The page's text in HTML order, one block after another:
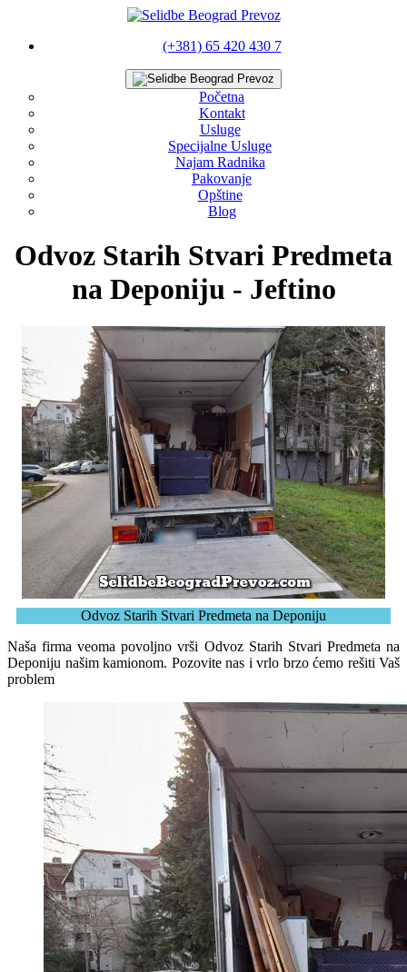
(+381) 65 420 430 7
Početna
Kontakt
Usluge
Specijalne Usluge
Najam Radnika
Pakovanje
Opštine
Blog
Odvoz Starih Stvari Predmeta
na Deponiju - Jeftino
Odvoz Starih Stvari Predmeta na Deponiju
Naša firma veoma povoljno vrši Odvoz Starih Stvari Predmeta na
Deponiju našim kamionom. Pozovite nas i vrlo brzo ćemo rešiti Vaš
problem